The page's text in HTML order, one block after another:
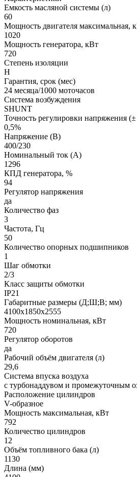
Емкость масляной системы (л)
60
Мощность двигателя максимальная,
1020
Мощность генератора, кВт
720
Степень изоляции
Н
Гарантия, срок (мес)
24 месяца/1000 моточасов
Система возбуждения
SHUNT
Точность регулировки напряжения
0,5%
Напряжение (В)
400/230
Номинальный ток (А)
1296
КПД генератора, %
94
Регулятор напряжения
да
Количество фаз
3
Частота, Гц
50
Количество опорных подшипников
1
Шаг обмотки
2/3
Класс защиты обмотки
IP21
Габаритные размеры (Д;Ш;В; мм)
4100х1850х2555
Мощность номинальная, кВт
720
Регулятор оборотов
да
Рабочий объём двигателя (л)
29,6
Система впуска воздуха
с турбонаддувом и промежуточным
Расположение цилиндров
V-образное
Мощность максимальная, кВт
792
Количество цилиндров
12
Объём топливного бака (л)
1130
Длина (мм)